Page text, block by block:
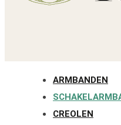
ARMBANDEN
CREOLEN